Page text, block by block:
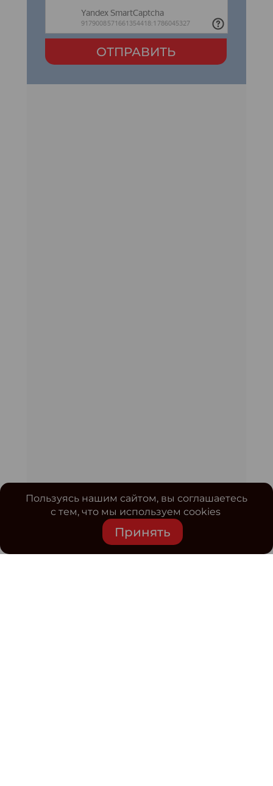
ОТПРАВИТЬ
Пользуясь нашим сайтом, вы соглашаетесь
с тем, что мы используем cookies
Принять